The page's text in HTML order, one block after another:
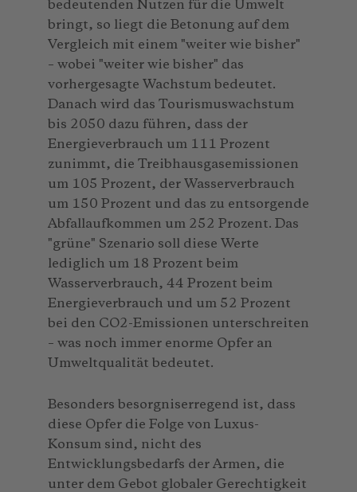
bedeutenden Nutzen für die Umwelt
bringt, so liegt die Betonung auf dem
Vergleich mit einem "weiter wie bisher"
– wobei "weiter wie bisher" das
vorhergesagte Wachstum bedeutet.
Danach wird das Tourismuswachstum
bis 2050 dazu führen, dass der
Energieverbrauch um 111 Prozent
zunimmt, die Treibhausgasemissionen
um 105 Prozent, der Wasserverbrauch
um 150 Prozent und das zu entsorgende
Abfallaufkommen um 252 Prozent. Das
"grüne" Szenario soll diese Werte
lediglich um 18 Prozent beim
Wasserverbrauch, 44 Prozent beim
Energieverbrauch und um 52 Prozent
bei den CO2-Emissionen unterschreiten
– was noch immer enorme Opfer an
Umweltqualität bedeutet.
Besonders besorgniserregend ist, dass
diese Opfer die Folge von Luxus-
Konsum sind, nicht des
Entwicklungsbedarfs der Armen, die
unter dem Gebot globaler Gerechtigkeit